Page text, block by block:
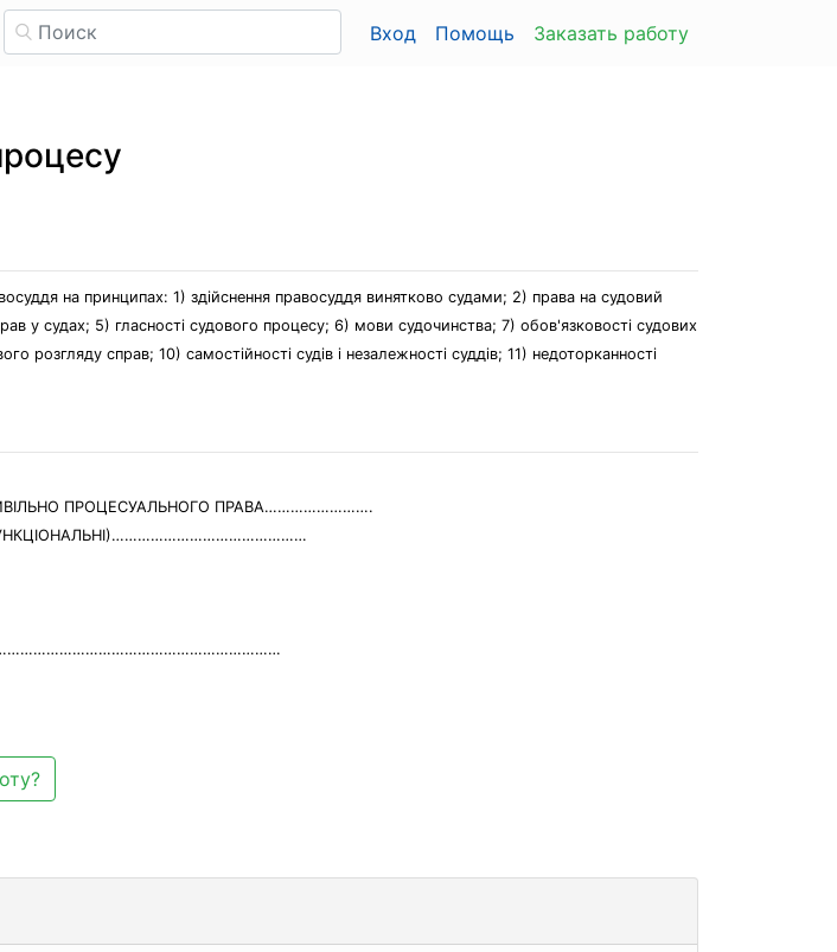
Вход Помощь Заказать работу
на принципах: 1) здійснення правосуддя винятково судами; 2) права на судовий
у судах; 5) гласності судового процесу; 6) мови судочинства; 7) обов'язковості судових
справ; 10) самостійності судів і незалежності суддів; 11) недоторканності
ПРОЦЕСУАЛЬНОГО ПРАВА…………………….